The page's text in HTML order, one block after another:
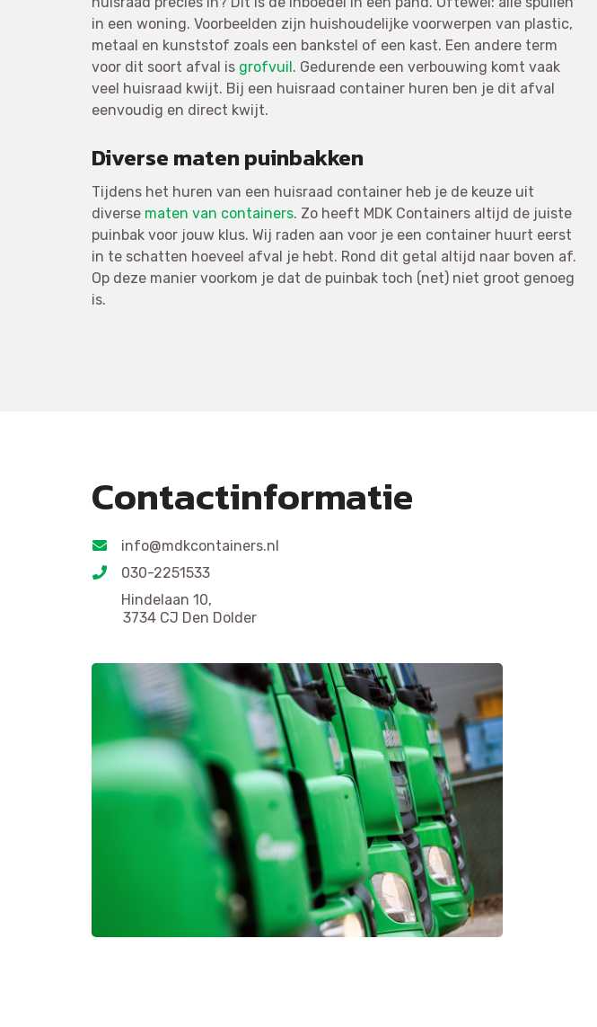
in een woning. Voorbeelden zijn huishoudelijke voorwerpen van plastic,
metaal en kunststof zoals een bankstel of een kast. Een andere term
voor dit soort afval is grofvuil. Gedurende een verbouwing komt vaak
veel huisraad kwijt. Bij een huisraad container huren ben je dit afval
eenvoudig en direct kwijt.
Diverse maten puinbakken
Tijdens het huren van een huisraad container heb je de keuze uit
diverse maten van containers. Zo heeft MDK Containers altijd de juiste
puinbak voor jouw klus. Wij raden aan voor je een container huurt eerst
in te schatten hoeveel afval je hebt. Rond dit getal altijd naar boven af.
Op deze manier voorkom je dat de puinbak toch (net) niet groot genoeg
is.
Contactinformatie
info@mdkcontainers.nl
030-2251533
Hindelaan 10,
3734 CJ Den Dolder